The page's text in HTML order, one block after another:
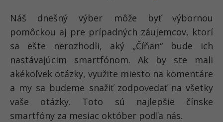
Náš dnešný výber môže byť výbornou
pomôckou aj pre prípadných záujemcov, ktorí
sa ešte nerozhodli, aký „Číňan“ bude ich
nastávajúcim smartfónom. Ak by ste mali
akékoľvek otázky, využite miesto na komentáre
a my sa budeme snažiť zodpovedať na všetky
vaše otázky. Toto sú najlepšie čínske
smartfóny za mesiac október podľa nás.